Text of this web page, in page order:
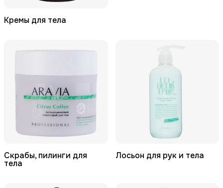
Кремы для тела
Скрабы, пилинги для
тела
Лосьон для рук и тела